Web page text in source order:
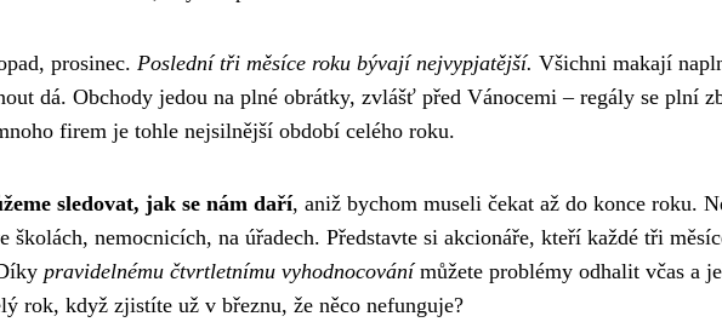
prosinec. Poslední tři měsíce roku bývají nejvypjatější. Všichni makají
dá. Obchody jedou na plné obrátky, zvlášť před Vánocemi – regály se plní
firem je tohle nejsilnější období celého roku.
sledovat, jak se nám daří, aniž bychom museli čekat až do konce roku.
školách, nemocnicích, na úřadech. Představte si akcionáře, kteří každé tři
pravidelnému čtvrtletnímu vyhodnocovánímůžete problémy odhalit včas a
rok, když zjistíte už v březnu, že něco nefunguje?